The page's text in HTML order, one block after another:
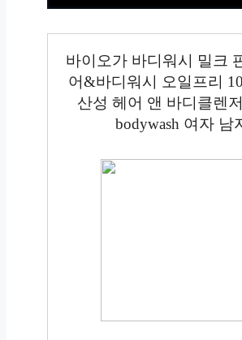
바이오가 바디워시 밀크
어&바디워시 오일프리
산성 헤어 앤 바디클렌
bodywash 여자 남